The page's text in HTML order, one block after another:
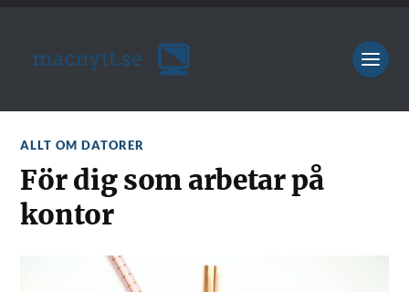
ALLT OM DATORER
För dig som arbetar på
kontor